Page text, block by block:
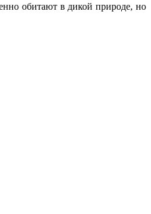
обитают в дикой природе, но